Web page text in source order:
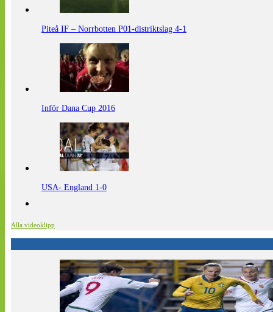
Piteå IF – Norrbotten P01-distriktslag 4-1
Inför Dana Cup 2016
USA- England 1-0
Alla videoklipp